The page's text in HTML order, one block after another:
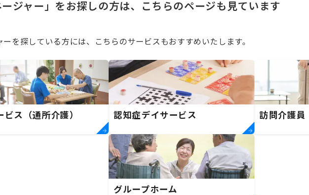
ージャー」をお探しの方は、こちらのページも見ています
ーを探している方には、こちらのサービスもおすすめいたします。
ビス（通所介護） 認知症デイサービス 訪問介護員
グループホーム